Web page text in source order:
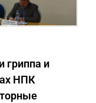
гриппа и
НПК